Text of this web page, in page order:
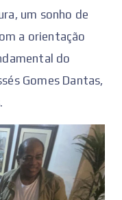
um sonho de
a orientação
do
Gomes Dantas,